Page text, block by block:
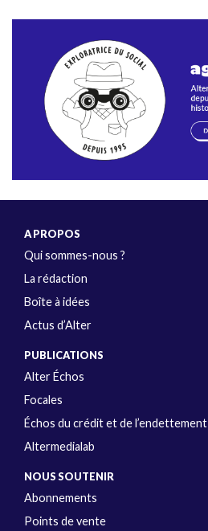
A PROPOS
Qui sommes-nous ?
La rédaction
Boîte à idées
Actus d’Alter
PUBLICATIONS
Alter Échos
Focales
Échos du crédit et de l’endettement
Altermedialab
NOUS SOUTENIR
Abonnements
Points de vente